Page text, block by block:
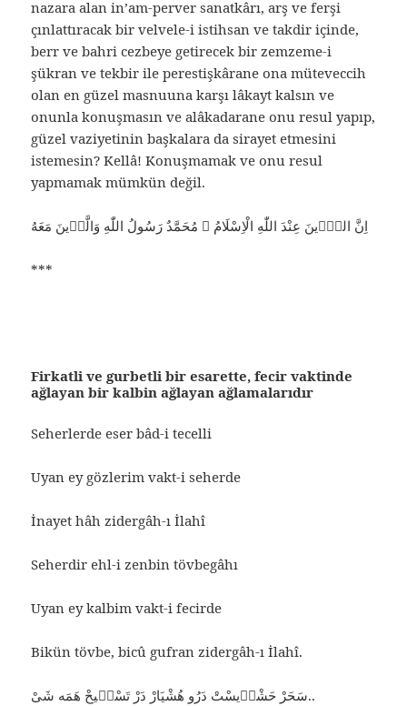
nazara alan in’am-perver sanatkârı, arş ve ferşi
çınlattıracak bir velvele-i istihsan ve takdir içinde,
berr ve bahri cezbeye getirecek bir zemzeme-i
şükran ve tekbir ile perestişkârane ona müteveccih
olan en güzel masnuuna karşı lâkayt kalsın ve
onunla konuşmasın ve alâkadarane onu resul yapıp,
güzel vaziyetinin başkalara da sirayet etmesini
istemesin? Kellâ! Konuşmamak ve onu resul
yapmamak mümkün değil.
اِنَّ الدّٖينَ عِنْدَ اللّٰهِ الْاِسْلَامُ ۞ مُحَمَّدٌ رَسُولُ اللّٰهِ وَالَّذٖينَ مَعَهُ
***
Firkatli ve gurbetli bir esarette, fecir vaktinde
ağlayan bir kalbin ağlayan ağlamalarıdır
Seherlerde eser bâd-i tecelli
Uyan ey gözlerim vakt-i seherde
İnayet hâh zidergâh-ı İlahî
Seherdir ehl-i zenbin tövbegâhı
Uyan ey kalbim vakt-i fecirde
Bikün tövbe, bicû gufran zidergâh-ı İlahî.
سَحَرْ حَشْرٖيسْتْ دَرُو هُشْيَارْ دَرْ تَسْبٖيحْ هَمَه شَىْ..